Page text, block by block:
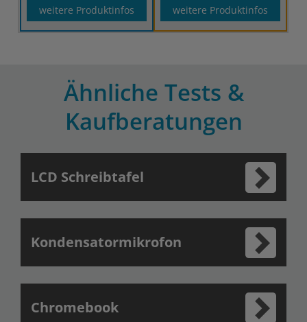
weitere Produktinfos weitere Produktinfos
Ähnliche Tests &
Kaufberatungen
LCD Schreibtafel
Kondensatormikrofon
Chromebook